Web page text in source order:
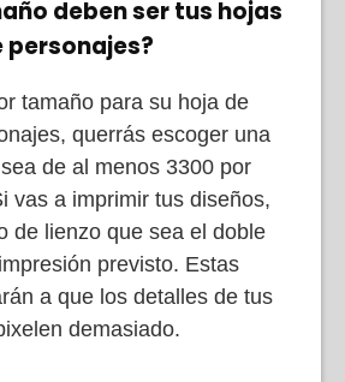
deben ser tus hojas
personajes?
tamaño para su hoja de
querrás escoger una
de al menos 3300 por
vas a imprimir tus diseños,
de lienzo que sea el doble
previsto. Estas
a que los detalles de tus
demasiado.